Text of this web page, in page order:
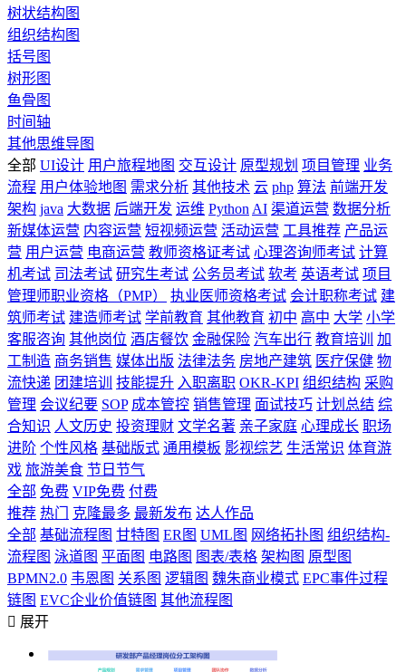
树状结构图
组织结构图
括号图
树形图
鱼骨图
时间轴
其他思维导图
全部 UI设计 用户旅程地图 交互设计 原型规划 项目管理 业务
流程 用户体验地图 需求分析 其他技术 云 php 算法 前端开发
架构 java 大数据 后端开发 运维 Python AI 渠道运营 数据分析
新媒体运营 内容运营 短视频运营 活动运营 工具推荐 产品运
营 用户运营 电商运营 教师资格证考试 心理咨询师考试 计算
机考试 司法考试 研究生考试 公务员考试 软考 英语考试 项目
管理师职业资格（PMP）
执业医师资格考试 会计职称考试 建
筑师考试 建造师考试 学前教育 其他教育 初中 高中 大学 小学
客服咨询 其他岗位 酒店餐饮 金融保险 汽车出行 教育培训
加
工制造 商务销售 媒体出版 法律法务 房地产建筑 医疗保健 物
流快递 团建培训 技能提升 入职离职 OKR-KPI 组织结构 采购
管理 会议纪要 SOP 成本管控 销售管理 面试技巧 计划总结 综
合知识 人文历史 投资理财 文学名著 亲子家庭 心理成长 职场
进阶 个性风格 基础版式 通用模板 影视综艺 生活常识 体育游
戏 旅游美食 节日节气
全部 免费 VIP免费 付费
推荐 热门 克隆最多 最新发布 达人作品
全部 基础流程图 甘特图 ER图 UML图 网络拓扑图 组织结构-
流程图 泳道图 平面图 电路图 图表/表格 架构图 原型图
BPMN2.0 韦恩图 关系图 逻辑图 魏朱商业模式 EPC事件过程
链图 EVC企业价值链图 其他流程图
 展开